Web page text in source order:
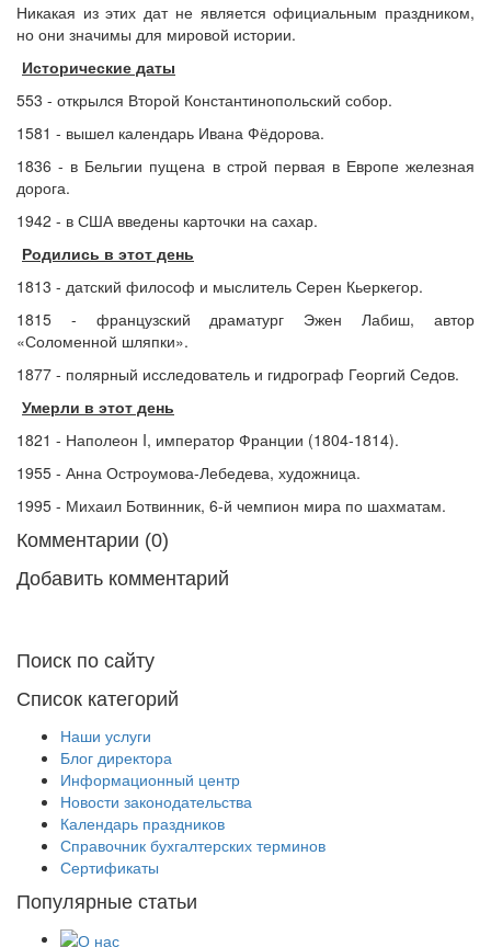
Никакая из этих дат не является официальным праздником,
но они значимы для мировой истории.
Исторические даты
553 - открылся Второй Константинопольский собор.
1581 - вышел календарь Ивана Фёдорова.
1836 - в Бельгии пущена в строй первая в Европе железная
дорога.
1942 - в США введены карточки на сахар.
Родились в этот день
1813 - датский философ и мыслитель Серен Кьеркегор.
1815 - французский драматург Эжен Лабиш, автор
«Соломенной шляпки».
1877 - полярный исследователь и гидрограф Георгий Седов.
Умерли в этот день
1821 - Наполеон I, император Франции (1804-1814).
1955 - Анна Остроумова-Лебедева, художница.
1995 - Михаил Ботвинник, 6-й чемпион мира по шахматам.
Комментарии (0)
Добавить комментарий
Поиск по сайту
Список категорий
Наши услуги
Блог директора
Информационный центр
Новости законодательства
Календарь праздников
Справочник бухгалтерских терминов
Сертификаты
Популярные статьи